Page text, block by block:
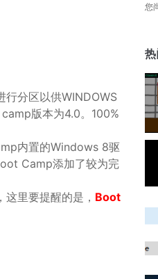
分区以供WINDOWS
版本为4.0。100%
内置的Windows 8驱
Camp添加了较为完
里要提醒的是， Boot
您
热